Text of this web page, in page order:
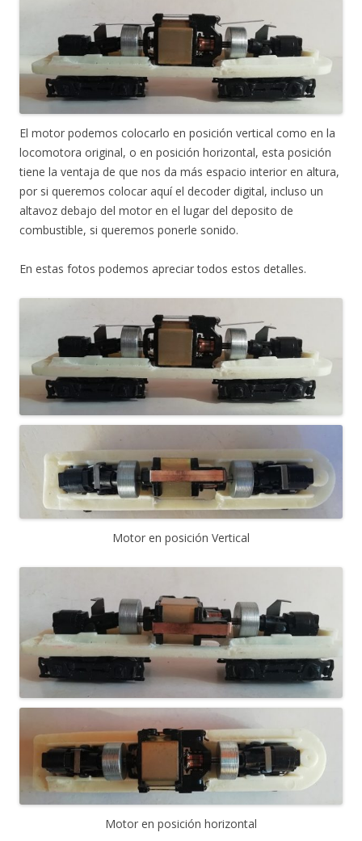
El motor podemos colocarlo en posición vertical como en la
locomotora original, o en posición horizontal, esta posición
tiene la ventaja de que nos da más espacio interior en altura,
por si queremos colocar aquí el decoder digital, incluso un
altavoz debajo del motor en el lugar del deposito de
combustible, si queremos ponerle sonido.
En estas fotos podemos apreciar todos estos detalles.
Motor en posición Vertical
Motor en posición horizontal